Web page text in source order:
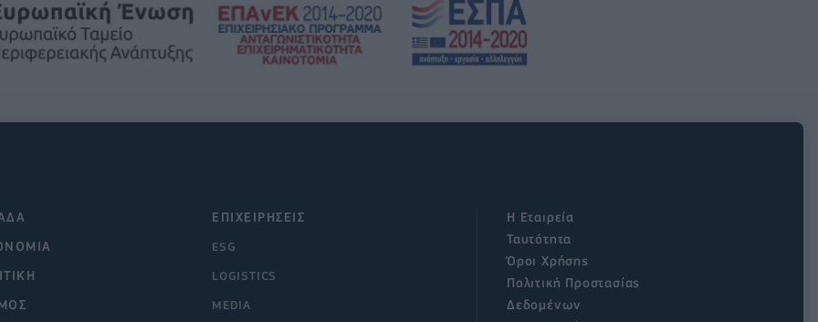
ΕΠΙΧΕΙΡΗΣΕΙΣ
ESG
LOGISTICS
MEDIA
Η Εταιρεία
Ταυτότητα
Όροι Χρήσης
Πολιτική Προστασίας
Δεδομένων